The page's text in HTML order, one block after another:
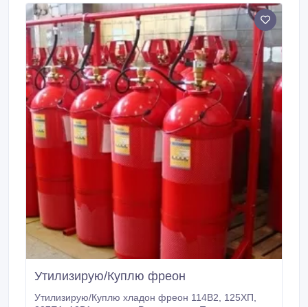
65-80-50, МПТХ 65-100-50, МПТХ 65-120-50, МПТХ
65-120-50, МПТХ2 (65-50-32), МПТХ2 (65-60-32),
МПТХ2 (65-80-32), МПТХ2 (65-100-32), МПТХ2 (65-
50-50), МПТХ2 (65-60-50), МПТХ2 (65-80-50),
МПТХ2 (65-100-50), МПТХ2 (65-120-50), МПТХ2
(65-140-50) FireDETEC, Sinorix 1230, SNRX 65 и
любые другие модули.
Утилизирую/Куплю фреон
Утилизирую/Куплю хладон фреон 114B2, 125ХП,